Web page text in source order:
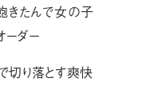
きたんで女の子
ーダー
切り落とす爽快